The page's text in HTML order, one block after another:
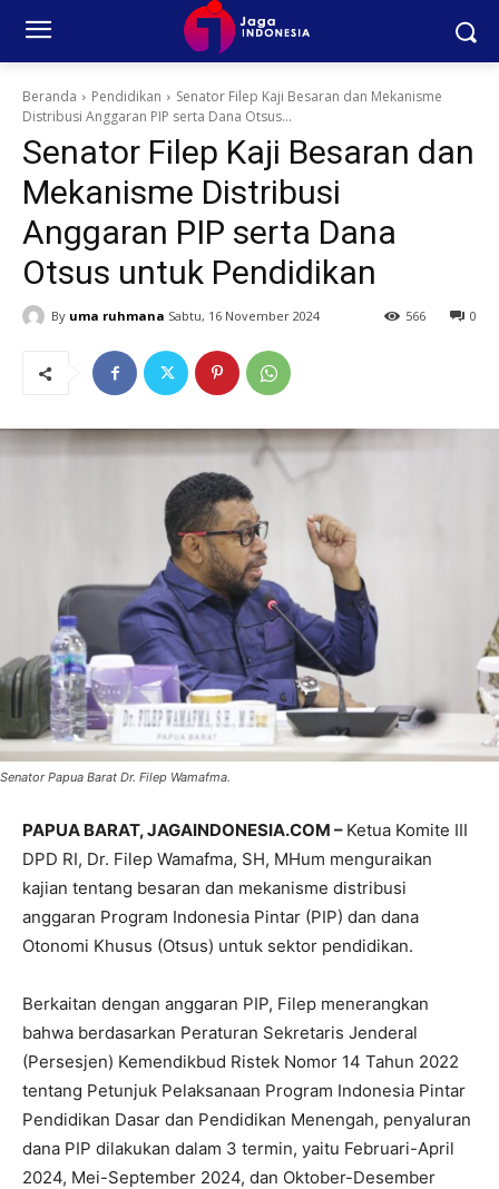
Beranda Pendidikan
Senator Filep Kaji Besaran dan Mekanisme
Distribusi Anggaran PIP serta Dana Otsus...
Senator Filep Kaji Besaran dan
Mekanisme Distribusi
Anggaran PIP serta Dana
Otsus untuk Pendidikan
By uma ruhmana Sabtu, 16 November 2024 0
566
Senator Papua Barat Dr. Filep Wamafma.
PAPUA BARAT, JAGAINDONESIA.COM – Ketua Komite III
DPD RI, Dr. Filep Wamafma, SH, MHum menguraikan
kajian tentang besaran dan mekanisme distribusi
anggaran Program Indonesia Pintar (PIP) dan dana
Otonomi Khusus (Otsus) untuk sektor pendidikan.
Berkaitan dengan anggaran PIP, Filep menerangkan
bahwa berdasarkan Peraturan Sekretaris Jenderal
(Persesjen) Kemendikbud Ristek Nomor 14 Tahun 2022
tentang Petunjuk Pelaksanaan Program Indonesia Pintar
Pendidikan Dasar dan Pendidikan Menengah, penyaluran
dana PIP dilakukan dalam 3 termin, yaitu Februari-April
2024, Mei-September 2024, dan Oktober-Desember